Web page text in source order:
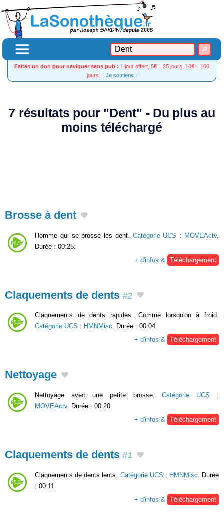
Faites un don pour naviguer sans pub : 1 jour offert, 5€ = 25 jours, 10€ = 100
jours… Je soutiens !
7 résultats pour "Dent" - Du plus au
moins téléchargé
Brosse à dent
Homme qui se brosse les dent. Catégorie UCS : MOVEActv.
Durée : 00:25.
+ d'infos &
Téléchargement
Claquements de dents #2
Claquements de dents rapides. Comme lorsqu'on à froid.
Catégorie UCS : HMNMisc. Durée : 00:04.
+ d'infos & Téléchargement
Nettoyage
Nettoyage avec une petite brosse. Catégorie UCS :
MOVEActv. Durée : 00:20.
+ d'infos &
Téléchargement
Claquements de dents #1
Claquements de dents lents. Catégorie UCS : HMNMisc . Durée
: 00:11.
+ d'infos &
Téléchargement